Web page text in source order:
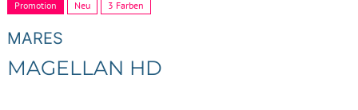
Promotion Neu 3 Farben
MARES
MAGELLAN HD